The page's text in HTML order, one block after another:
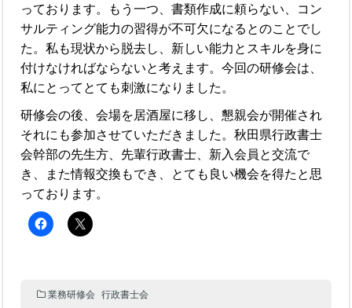
っております。もう一つ、書類作成に頼らない、コン
サルティング能力の習得が不可欠になるとのことでし
た。私も現状から脱去し、新しい能力とスキルを身に
付けなければならないと考えます。今回の研修会は、
私にとってとても刺激になりました。
研修会の後、会場を居酒屋に移し、懇親会が開催され
それにも参加させていただきました。秋田県行政書士
会幹部の先生方、先輩行政書士、新入会員と交流で
き、また情報交換もでき、とても良い機会を得たと思
っております。
業務研修会 行政書士会